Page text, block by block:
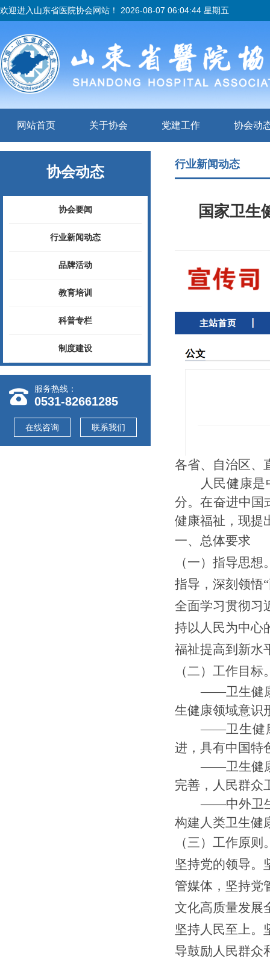
欢迎进入山东省医院协会网站！ 2026-08-07 06:04:44 星期五
网站首页 关于协会 党建工作 协会动
协会动态
协会要闻
行业新闻动态
品牌活动
教育培训
科普专栏
制度建设
服务热线：
0531-82661285
在线咨询 联系我们
行业新闻动态
国家卫生
各省、自治区、
人民健康
分。在奋进中国
健康福祉，现提
一、总体要求
（一） 指导思想
指导，深刻领悟
全面学习贯彻习
持以人民为中心
福祉提高到新水
（二）工作目标
——卫生健
生健康领域意识
——卫生健
进 ， 具有中国特
——卫生健
完善，人民群众
——中外卫
构建人类卫生健
（三 ）工作原则
坚持党的领导。
管媒体 ，坚持
文化高质量发展
坚持人民至上。
导鼓励人民群众